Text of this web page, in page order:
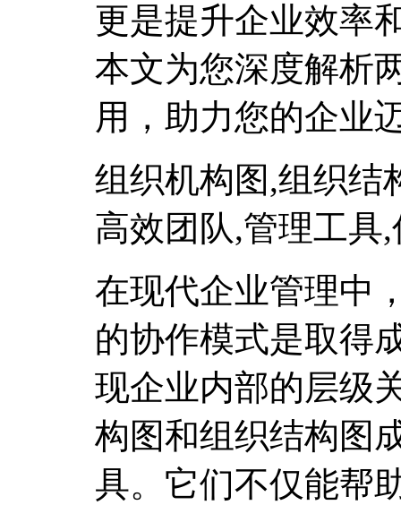
更是提升企业效率
本文为您深度解析
用，助力您的企业
组织机构图,组织结
高效团队,管理工具
在现代企业管理中
的协作模式是取得
现企业内部的层级
构图和组织结构图
具。它们不仅能帮